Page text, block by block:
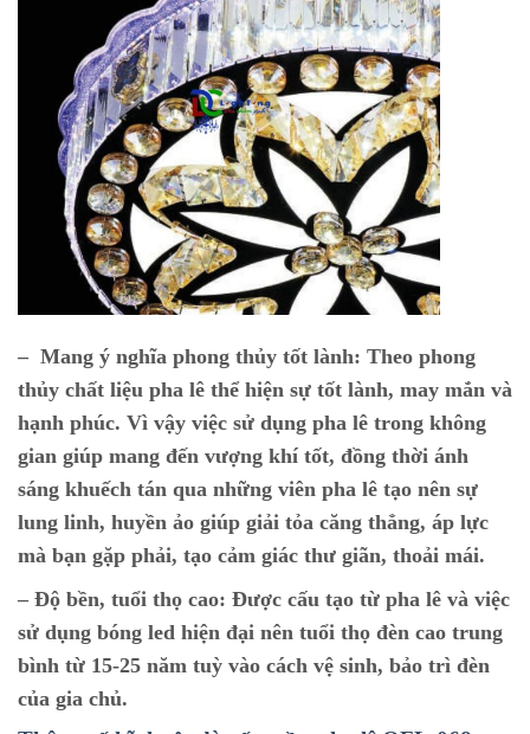
– Mang ý nghĩa phong thủy tốt lành: Theo phong
thủy chất liệu pha lê thể hiện sự tốt lành, may mắn và
hạnh phúc. Vì vậy việc sử dụng pha lê trong không
gian giúp mang đến vượng khí tốt, đồng thời ánh
sáng khuếch tán qua những viên pha lê tạo nên sự
lung linh, huyền ảo giúp giải tỏa căng thẳng, áp lực
mà bạn gặp phải, tạo cảm giác thư giãn, thoải mái.
– Độ bền, tuổi thọ cao: Được cấu tạo từ pha lê và việc
sử dụng bóng led hiện đại nên tuổi thọ đèn cao trung
bình từ 15-25 năm tuỳ vào cách vệ sinh, bảo trì đèn
của gia chủ.